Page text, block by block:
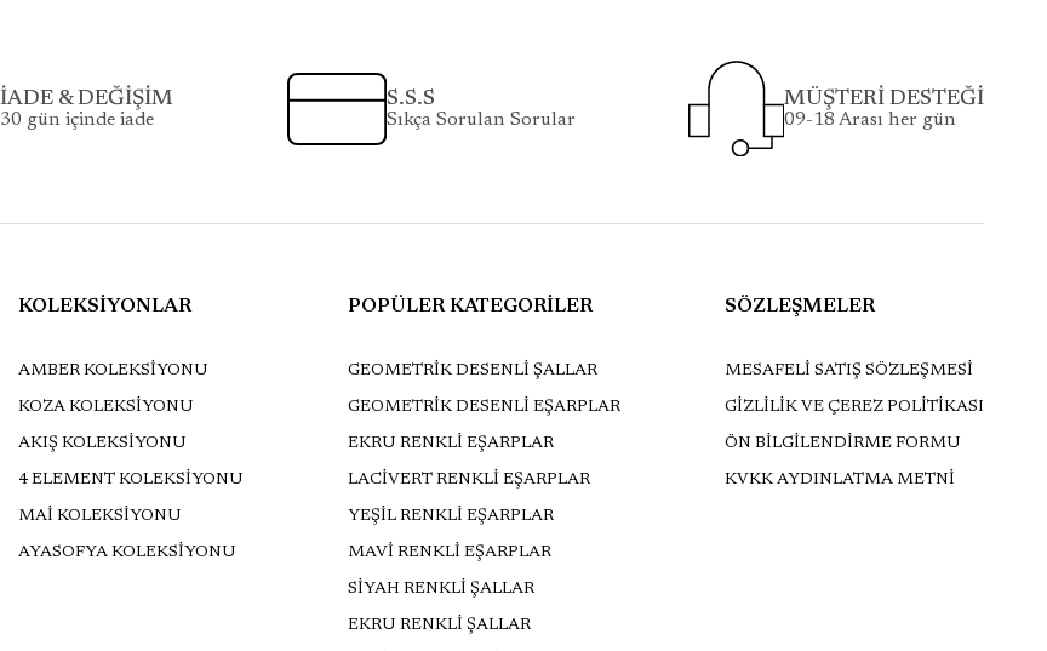
İADE & DEĞİŞİM
30 gün içinde iade
S.S.S
Sıkça Sorulan Sorular
MÜŞTERİ DESTEĞİ
09-18 Arası her gün
KOLEKSİYONLAR
AMBER KOLEKSİYONU
KOZA KOLEKSİYONU
AKIŞ KOLEKSİYONU
4 ELEMENT KOLEKSİYONU
MAİ KOLEKSİYONU
AYASOFYA KOLEKSİYONU
POPÜLER KATEGORİLER
GEOMETRİK DESENLİ ŞALLAR
GEOMETRİK DESENLİ EŞARPLAR
EKRU RENKLİ EŞARPLAR
LACİVERT RENKLİ EŞARPLAR
YEŞİL RENKLİ EŞARPLAR
MAVİ RENKLİ EŞARPLAR
SİYAH RENKLİ ŞALLAR
EKRU RENKLİ ŞALLAR
SÖZLEŞMELER
MESAFELİ SATIŞ SÖZLEŞMESİ
GİZLİLİK VE ÇEREZ POLİTİKASI
ÖN BİLGİLENDİRME FORMU
KVKK AYDINLATMA METNİ